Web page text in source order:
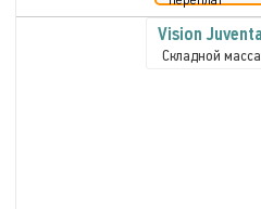
Vision
Складной